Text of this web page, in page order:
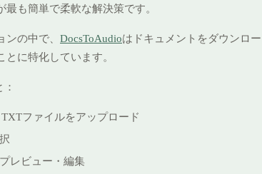
も簡単で柔軟な解決策です。
の中で、 DocsToAudioはドキュメントをダウンロ
に特化しています。
ファイルをアップロード
レビュー・編集